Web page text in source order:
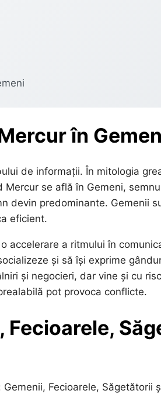
în
de informații. În mitologia
se află în Gemeni,
devin predominante. Gemenii
eficient.
accelerare a ritmului în
și să își exprime
și negocieri, dar vine și cu
pot provoca conflicte.
Fecioarele,
Fecioarele, Săgetătorii